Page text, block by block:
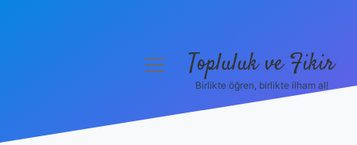
menüyüTopluluk ve Fikir
Birlikte öğren, birlikte ilham al!